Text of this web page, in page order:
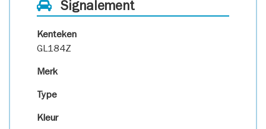
Signalement
Kenteken
GL184Z
Merk
Type
Kleur